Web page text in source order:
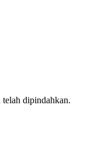
dipindahkan.